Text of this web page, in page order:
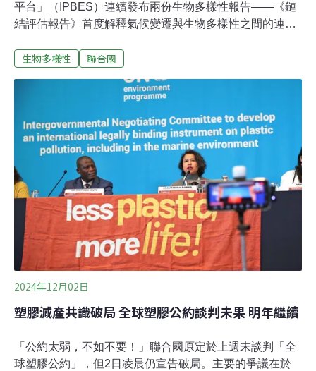
平台」（IPBES）連續發布兩份生物多樣性報告——《鏈
結評估報告》首度解釋氣候變遷與生物多樣性之間的連
（Transformative Change），兩份報告由42國、100多名
年《全球評估報告》汲取經驗，指出各國未能有效應對自
正與永續的世界，需要根本性的變革。
生物多樣性 聯合國
2024年12月02日
塑膠減產共識破局 全球塑膠公約談判未果 明年繼續
「公約太弱，不如不要！」聯合國原定於上週末談判「全
球塑膠公約」，但2日凌晨仍宣告破局。主要的爭議在於